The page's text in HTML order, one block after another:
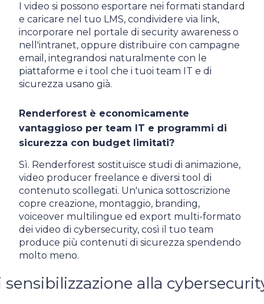
I video si possono esportare nei formati standard
e caricare nel tuo LMS, condividere via link,
incorporare nel portale di security awareness o
nell'intranet, oppure distribuire con campagne
email, integrandosi naturalmente con le
piattaforme e i tool che i tuoi team IT e di
sicurezza usano già.
Renderforest è economicamente
vantaggioso per team IT e programmi di
sicurezza con budget limitati?
Sì. Renderforest sostituisce studi di animazione,
video producer freelance e diversi tool di
contenuto scollegati. Un'unica sottoscrizione
copre creazione, montaggio, branding,
voiceover multilingue ed export multi-formato
dei video di cybersecurity, così il tuo team
produce più contenuti di sicurezza spendendo
molto meno.
alla cybersecurityIA Video di